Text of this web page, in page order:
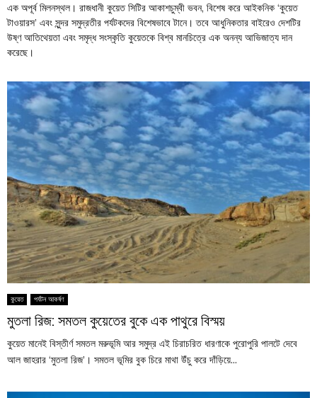
এক অপূর্ব মিলনস্থল। রাজধানী কুয়েত সিটির আকাশচুম্বী ভবন, বিশেষ করে আইকনিক ‘কুয়েত
টাওয়ারস’ এবং সুন্দর সমুদ্রতীর পর্যটকদের বিশেষভাবে টানে। তবে আধুনিকতার বাইরেও দেশটির
উষ্ণ আতিথেয়তা এবং সমৃদ্ধ সংস্কৃতি কুয়েতকে বিশ্ব মানচিত্রে এক অনন্য আভিজাত্য দান
করেছে।
কুয়েত পর্যটন আকর্ষণ
মুতলা রিজ: সমতল কুয়েতের বুকে এক পাথুরে বিস্ময়
কুয়েত মানেই বিস্তীর্ণ সমতল মরুভূমি আর সমুদ্র এই চিরাচরিত ধারণাকে পুরোপুরি পালটে দেবে
আল জাহরার ‘মুতলা রিজ’। সমতল ভূমির বুক চিরে মাথা উঁচু করে দাঁড়িয়ে...